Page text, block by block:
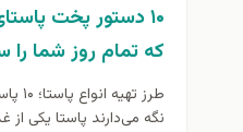
۱۰ دستور پخت
که تمام روز شما را
طرز
نگه می‌دارند پاستا یکی